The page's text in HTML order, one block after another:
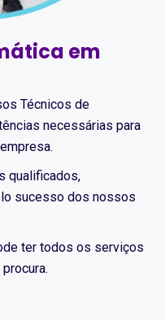
em
Técnicos de
necessárias para
qualificados,
sucesso dos nossos
ter todos os serviços